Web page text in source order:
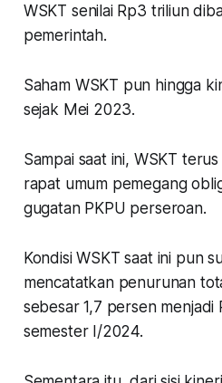
WSKT senilai Rp3 triliun
pemerintah.
Saham WSKT pun hingga
sejak Mei 2023.
Sampai saat ini, WSKT
rapat umum pemegang
gugatan PKPU perseroan.
Kondisi WSKT saat ini pun
mencatatkan penurunan
sebesar 1,7 persen
semester I/2024.